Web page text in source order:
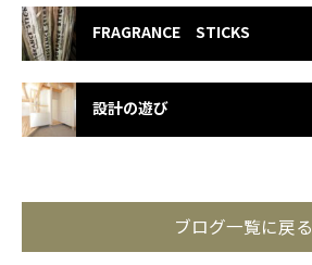
FRAGRANCE STICKS
設計の遊び
ブログ一覧に戻る